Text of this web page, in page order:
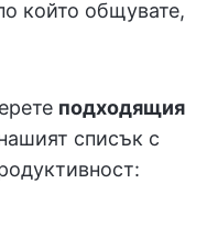
който общувате,
подходящия
списък с